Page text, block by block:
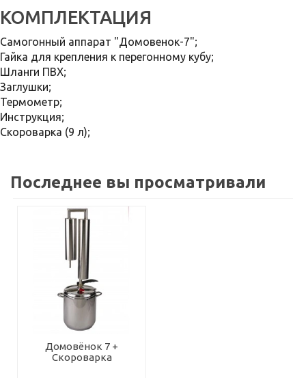
КОМПЛЕКТАЦИЯ
Самогонный аппарат "Домовенок-7";
Гайка для крепления к перегонному кубу;
Шланги ПВХ;
Заглушки;
Термометр;
Инструкция;
Скороварка (9 л);
Последнее вы просматривали
Домовёнок 7 +
Скороварка